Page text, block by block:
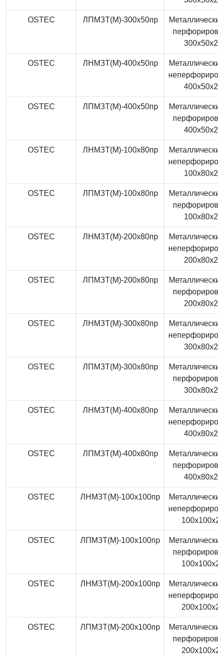
OSTEC ЛПМЗТ(М)-300x50пр
OSTEC ЛНМЗТ(М)-400x50пр
OSTEC ЛПМЗТ(М)-400x50пр
OSTEC ЛНМЗТ(М)-100x80пр
OSTEC ЛПМЗТ(М)-100x80пр
OSTEC ЛНМЗТ(М)-200x80пр
OSTEC ЛПМЗТ(М)-200x80пр
OSTEC ЛНМЗТ(М)-300x80пр
OSTEC ЛПМЗТ(М)-300x80пр
OSTEC ЛНМЗТ(М)-400x80пр
OSTEC ЛПМЗТ(М)-400x80пр
OSTEC ЛНМЗТ(М)-100x100пр
OSTEC ЛПМЗТ(М)-100x100пр
OSTEC ЛНМЗТ(М)-200x100пр
OSTEC ЛПМЗТ(М)-200x100пр